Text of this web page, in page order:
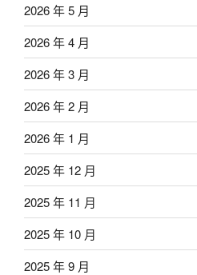
2026 年 5 月
2026 年 4 月
2026 年 3 月
2026 年 2 月
2026 年 1 月
2025 年 12 月
2025 年 11 月
2025 年 10 月
2025 年 9 月